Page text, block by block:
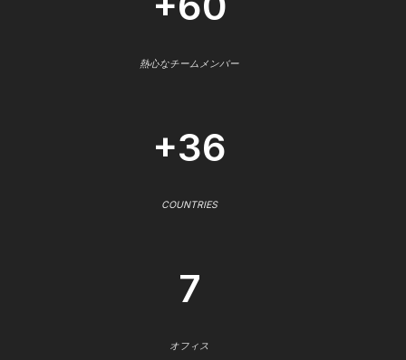
熱心なチームメンバー
+36
COUNTRIES
7
オフィス